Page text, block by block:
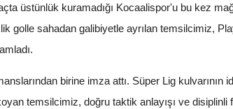
üstünlük kuramadığı Kocaalispor'u bu kez
golle sahadan galibiyetle ayrılan temsilcimiz,
birine imza attı. Süper Lig kulvarının
temsilcimiz, doğru taktik anlayışı ve